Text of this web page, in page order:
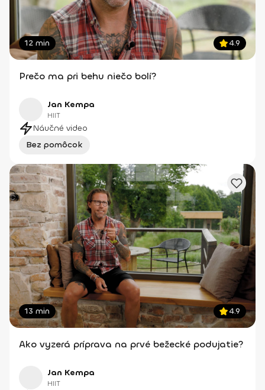
12 min 4.9
Prečo ma pri behu niečo bolí?
Jan Kempa
HIIT
Náučné video
Bez pomôcok
13 min 4.9
Ako vyzerá príprava na prvé bežecké podujatie?
Jan Kempa
HIIT